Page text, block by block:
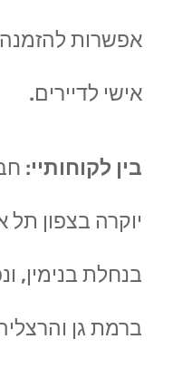
אפשרות להזמנה
אישי לדיירים.
בין לקוחותיי:
יוקרה בצפון תל
בנחלת בנימין,
ברמת גן